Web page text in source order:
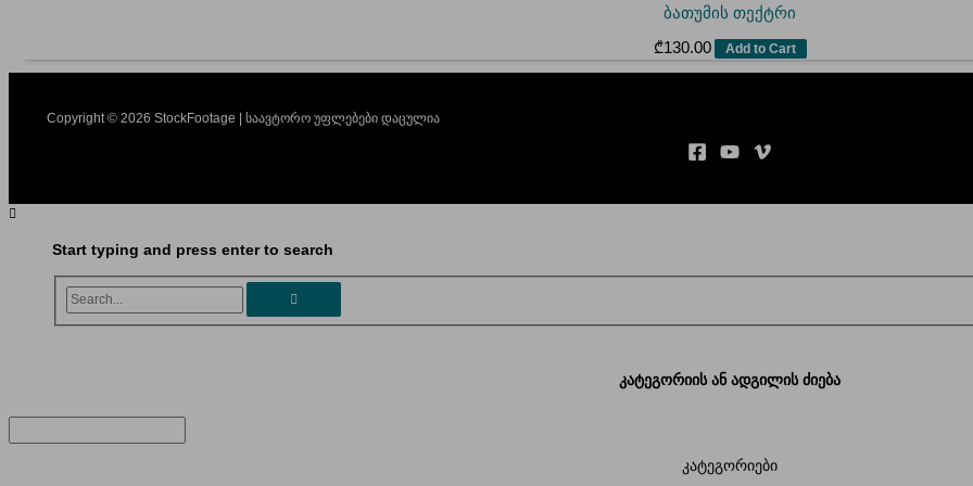
ბათუმის თექტრი
₾130.00 Add to Cart
Copyright © 2026 StockFootage | საავტორო უფლებები დაცულია
Start typing and press enter to search
Search...
კატეგორიის ან ადგილის ძიება
კატეგორიები